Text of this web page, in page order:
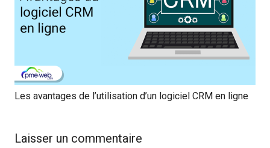
Les avantages de l’utilisation d’un logiciel CRM en ligne
Laisser un commentaire